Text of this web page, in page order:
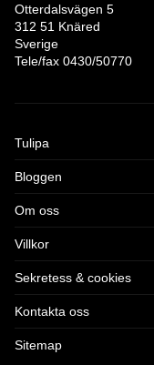
Otterdalsvägen 5
312 51 Knäred
Sverige
Tele/fax 0430/50770
Tulipa
Bloggen
Om oss
Villkor
Sekretess & cookies
Kontakta oss
Sitemap